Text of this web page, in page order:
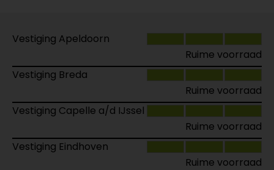
Vestiging Apeldoorn
Ruime voorraad
Vestiging Breda
Ruime voorraad
Vestiging Capelle a/d IJssel
Ruime voorraad
Vestiging Eindhoven
Ruime voorraad